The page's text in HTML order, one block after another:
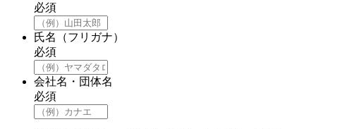
必須
氏名（フリガナ）
必須
会社名・団体名
必須